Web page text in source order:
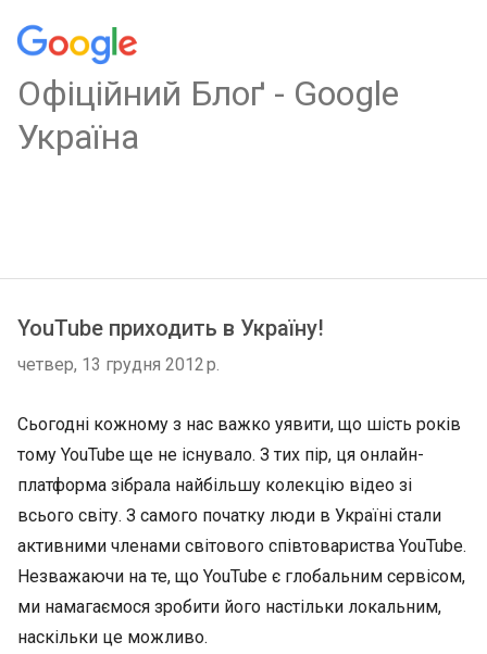
Oфіційний Блоґ - Google
Україна
YouTube приходить в Україну!
четвер, 13 грудня 2012 р.
Сьогодні кожному з нас важко уявити, що шість років
тому YouTube ще не існувало. З тих пір, ця онлайн-
платформа зібрала найбільшу колекцію відео зі
всього світу. З самого початку люди в Україні стали
активними членами світового співтовариства YouTube.
Незважаючи на те, що YouTube є глобальним сервісом,
ми намагаємося зробити його настільки локальним,
наскільки це можливо.